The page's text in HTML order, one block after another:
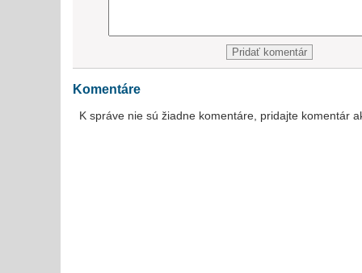
Komentáre
K správe nie sú žiadne komentáre, pridajte komentár